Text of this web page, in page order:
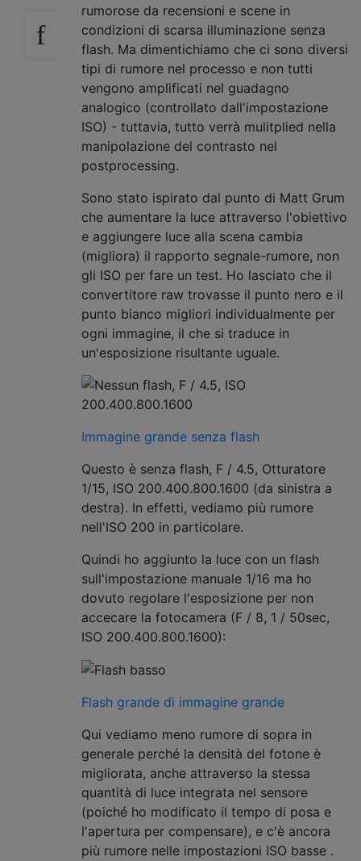
rumorose da recensioni e scene in
condizioni di scarsa illuminazione senza
flash. Ma dimentichiamo che ci sono diversi
tipi di rumore nel processo e non tutti
vengono amplificati nel guadagno
analogico (controllato dall'impostazione
ISO) - tuttavia, tutto verrà mulitplied nella
manipolazione del contrasto nel
postprocessing.
Sono stato ispirato dal punto di Matt Grum
che aumentare la luce attraverso l'obiettivo
e aggiungere luce alla scena cambia
(migliora) il rapporto segnale-rumore, non
gli ISO per fare un test. Ho lasciato che il
convertitore raw trovasse il punto nero e il
punto bianco migliori individualmente per
ogni immagine, il che si traduce in
un'esposizione risultante uguale.
Immagine grande senza flash
Questo è senza flash, F / 4.5, Otturatore
1/15, ISO 200.400.800.1600 (da sinistra a
destra). In effetti, vediamo più rumore
nell'ISO 200 in particolare.
Quindi ho aggiunto la luce con un flash
sull'impostazione manuale 1/16 ma ho
dovuto regolare l'esposizione per non
accecare la fotocamera (F / 8, 1 / 50sec,
ISO 200.400.800.1600):
Flash grande di immagine grande
Qui vediamo meno rumore di sopra in
generale perché la densità del fotone è
migliorata, anche attraverso la stessa
quantità di luce integrata nel sensore
(poiché ho modificato il tempo di posa e
l'apertura per compensare), e c'è ancora
più rumore nelle impostazioni ISO basse .